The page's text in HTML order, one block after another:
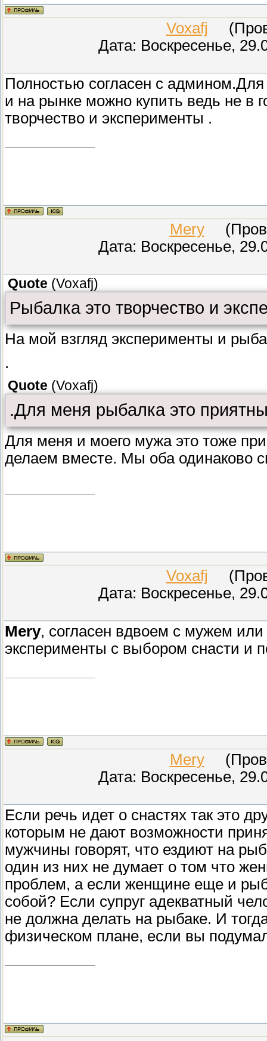
Voxafj
Дата: Воскресенье,
Полностью согласен с
и на рынке можно купить ведь не в
творчество и эксперименты .
Mery
Дата: Воскресенье,
Quote (Voxafj)
Рыбалка это творчество и
На мой взгляд эксперименты и
.
Quote (Voxafj)
.Для меня рыбалка это
Для меня и моего мужа это тоже
делаем вместе. Мы оба одинаково
Voxafj
Дата: Воскресенье,
Mery, согласен вдвоем с мужем
эксперименты с выбором снасти и
Mery
Дата: Воскресенье,
Если речь идет о снастях так это
которым не дают возможности
мужчины говорят, что ездиют на
один из них не думает о том что
проблем, а если женщине еще и
собой? Если супруг адекватный
не должна делать на рыбаке. И
физическом плане, если вы